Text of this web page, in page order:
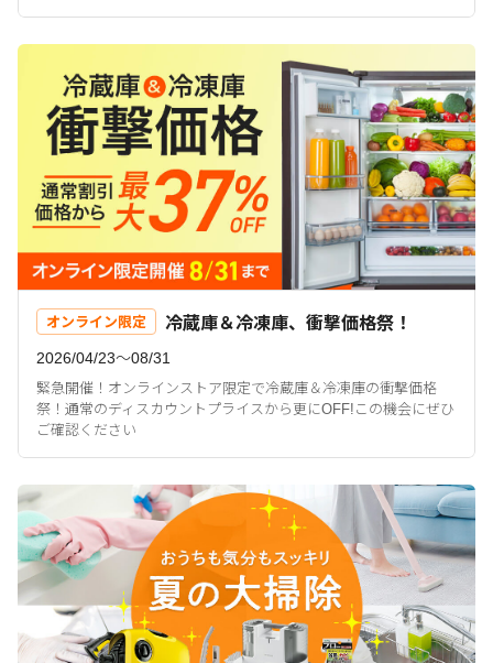
オンライン限定 冷蔵庫＆冷凍庫、衝撃価格祭！
2026/04/23〜08/31
緊急開催！オンラインストア限定で冷蔵庫＆冷凍庫の衝撃価格
祭！通常のディスカウントプライスから更にOFF!この機会にぜひ
ご確認ください